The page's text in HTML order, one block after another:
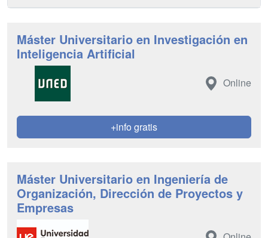
Máster Universitario en Investigación en
Inteligencia Artificial
Online
+info gratis
Máster Universitario en Ingeniería de
Organización, Dirección de Proyectos y
Empresas